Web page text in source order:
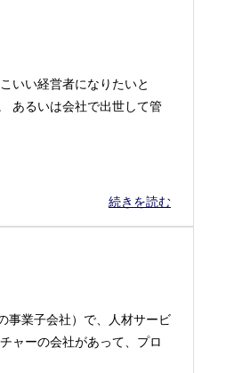
いい経営者になりたいと
あるいは会社で出世して管
続きを読む
事業子会社）で、人材サービ
ャーの会社があって、プロ